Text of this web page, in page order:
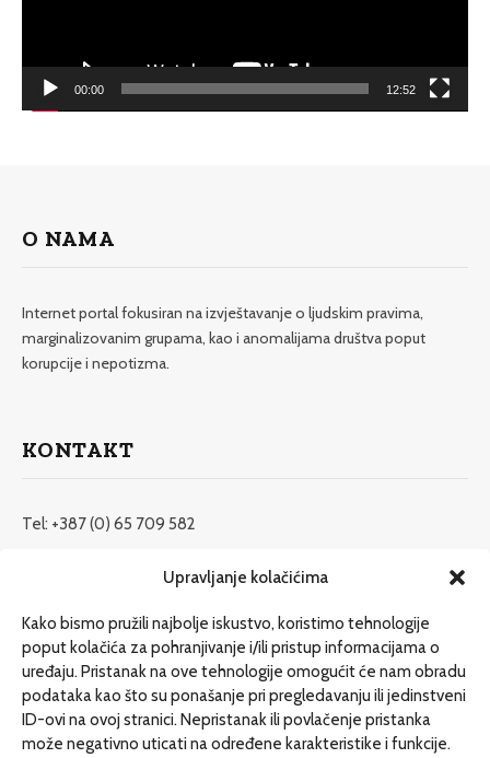
Upravljanje kolačićima
Kako bismo pružili najbolje iskustvo, koristimo tehnologije
poput kolačića za pohranjivanje i/ili pristup informacijama o
uređaju. Pristanak na ove tehnologije omogućit će nam obradu
podataka kao što su ponašanje pri pregledavanju ili jedinstveni
ID-ovi na ovoj stranici. Nepristanak ili povlačenje pristanka
može negativno uticati na određene karakteristike i funkcije.
00:00 12:52
O NAMA
Internet portal fokusiran na izvještavanje o ljudskim pravima,
marginalizovanim grupama, kao i anomalijama društva poput
korupcije i nepotizma.
KONTAKT
Tel: +387 (0) 65 709 582
redakcija@etrafika.net
Dosije
Drugi pišu
Društvo